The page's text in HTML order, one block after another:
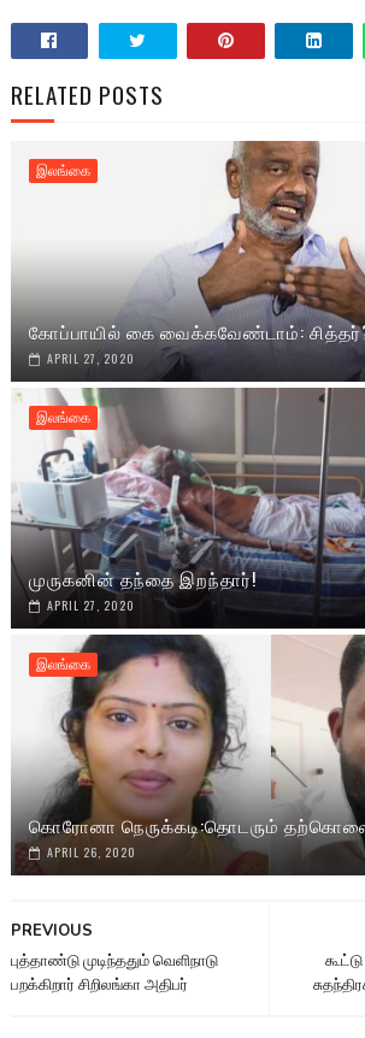
RELATED POSTS
இலங்கை
கோப்பாயில் கை வைக்கவேண்டாம்:
APRIL 27, 2020
இலங்கை
முருகனின் தந்தை இறந்தார்!
APRIL 27, 2020
இலங்கை
கொரோனா நெருக்கடி:தொடரும்
APRIL 26, 2020
PREVIOUS
புத்தாண்டு முடிந்ததும் வெளிநாடு
பறக்கிறார் சிறிலங்கா அதிபர்